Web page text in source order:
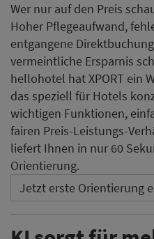
Wer nur auf den Preis
Hoher Pflegeaufwand,
entgangene
vermeintliche Ersparnis
hellohotel hat XPORT ein
das speziell für Hotels
wichtigen Funktionen,
fairen Preis-Leistungs-
liefert Ihnen in nur 60
Orientierung.
Jetzt erste Orientierung